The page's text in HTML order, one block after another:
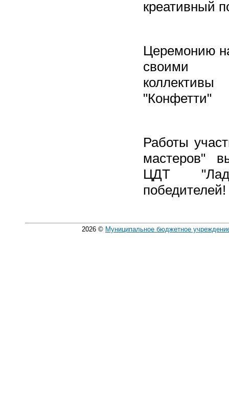
креативный
Церемонию
своими
"Конфетти"
Работы
мастеров"
ЦДТ
2026 © Муниципальное бюджетное